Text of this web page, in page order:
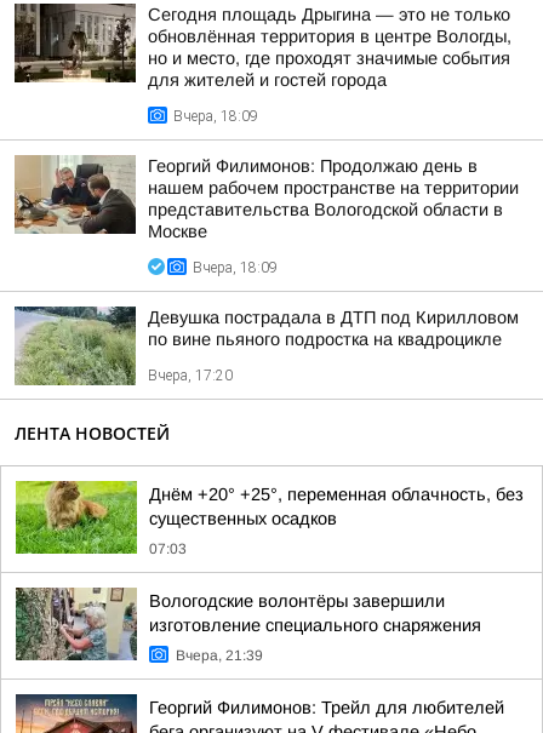
Сегодня площадь Дрыгина — это не только
обновлённая территория в центре Вологды,
но и место, где проходят значимые события
для жителей и гостей города
Вчера, 18:09
Георгий Филимонов: Продолжаю день в
нашем рабочем пространстве на территории
представительства Вологодской области в
Москве
Вчера, 18:09
Девушка пострадала в ДТП под Кирилловом
по вине пьяного подростка на квадроцикле
Вчера, 17:20
ЛЕНТА НОВОСТЕЙ
Днём +20° +25°, переменная облачность, без
существенных осадков
07:03
Вологодские волонтёры завершили
изготовление специального снаряжения
Вчера, 21:39
Георгий Филимонов: Трейл для любителей